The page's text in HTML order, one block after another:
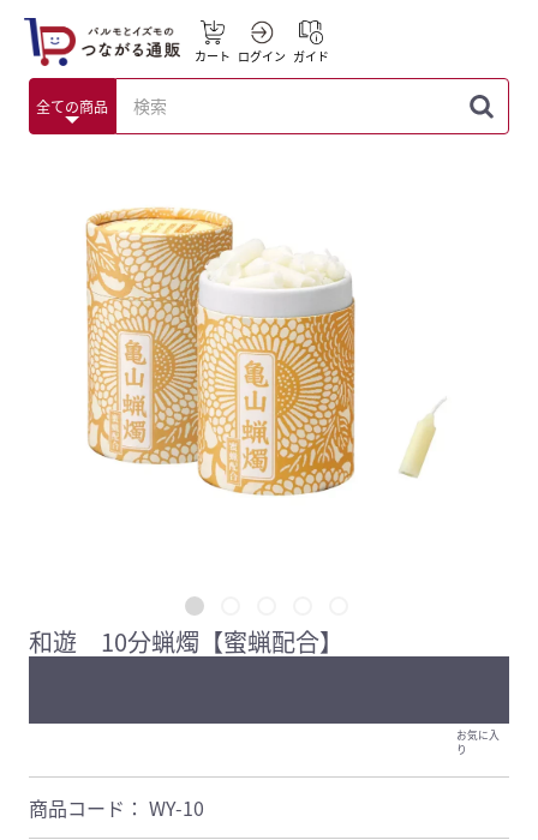
カート ログイン ガイド
和遊 10分蝋燭【蜜蝋配合】
お気に入
り
商品コード： WY-10